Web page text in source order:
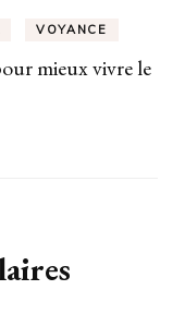
VOYANCE
mieux vivre le